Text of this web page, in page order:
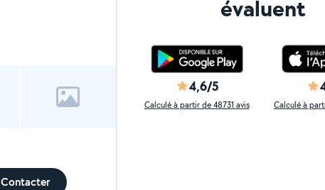
Contacter
évaluent
4,6/5
Calculé à partir de 48731 avis Calculé à